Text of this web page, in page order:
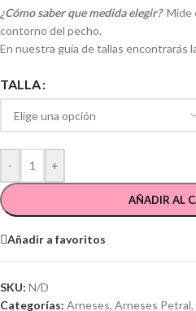
¿Cómo saber que medida elegir? Mide
contorno del pecho.
En nuestra guía de tallas encontrarás
TALLA
- +
AÑADIR AL
Añadir a favoritos
SKU: N/D
Categorías: Arneses, Arneses Petral,